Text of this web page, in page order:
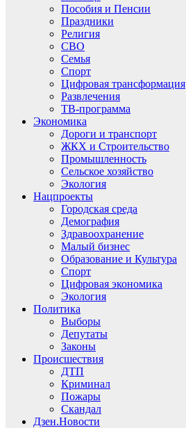
Пособия и Пенсии
Праздники
Религия
СВО
Семья
Спорт
Цифровая трансформация
Развлечения
ТВ-программа
Экономика
Дороги и транспорт
ЖКХ и Строительство
Промышленность
Сельское хозяйство
Экология
Нацпроекты
Городская среда
Демография
Здравоохранение
Малый бизнес
Образование и Культура
Спорт
Цифровая экономика
Экология
Политика
Выборы
Депутаты
Законы
Происшествия
ДТП
Криминал
Пожары
Скандал
Дзен.Новости